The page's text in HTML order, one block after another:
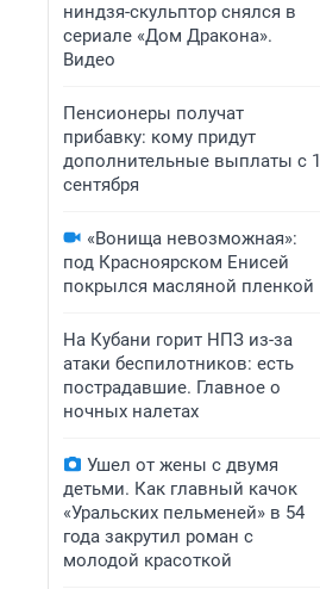
ниндзя-скульптор снялся в
сериале «Дом Дракона».
Видео
Пенсионеры получат
прибавку: кому придут
дополнительные выплаты с 1
сентября
«Вонища невозможная»:
под Красноярском Енисей
покрылся масляной пленкой
На Кубани горит НПЗ из-за
атаки беспилотников: есть
пострадавшие. Главное о
ночных налетах
Ушел от жены с двумя
детьми. Как главный качок
«Уральских пельменей» в 54
года закрутил роман с
молодой красоткой